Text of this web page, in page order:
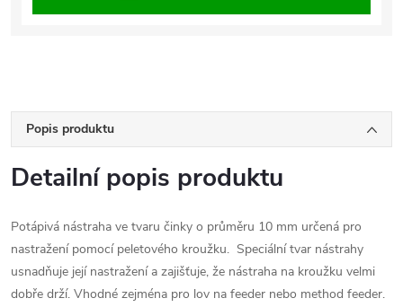
Popis produktu
Detailní popis produktu
Potápivá nástraha ve tvaru činky o průměru 10 mm určená pro
nastražení pomocí peletového kroužku. Speciální tvar nástrahy
usnadňuje její nastražení a zajišťuje, že nástraha na kroužku velmi
dobře drží. Vhodné zejména pro lov na feeder nebo method feeder.